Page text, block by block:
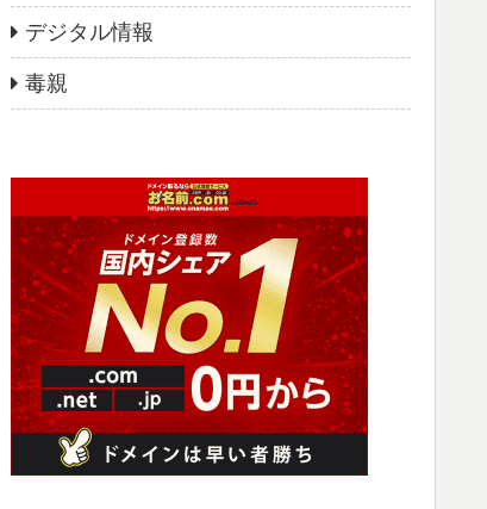
デジタル情報
毒親